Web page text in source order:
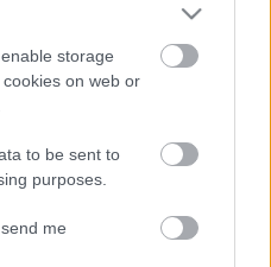
storage
on web or
to be sent to
purposes.
me
egy jó kilós "Frédi
készítettem el,
a gyömbér és a
A narancsot és a
feldaraboltam,